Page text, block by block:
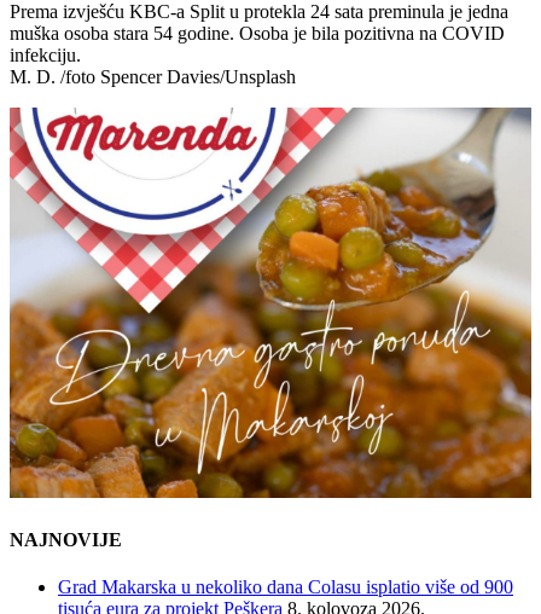
Prema izvješću KBC-a Split u protekla 24 sata preminula je jedna
muška osoba stara 54 godine. Osoba je bila pozitivna na COVID
infekciju.
M. D. /foto Spencer Davies/Unsplash
NAJNOVIJE
Grad Makarska u nekoliko dana Colasu isplatio više od 900
tisuća eura za projekt Peškera 8. kolovoza 2026.